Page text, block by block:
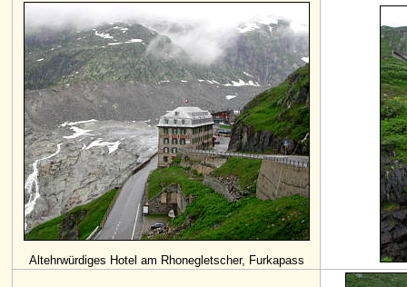
Altehrwürdiges Hotel am Rhonegletscher, Furkapass